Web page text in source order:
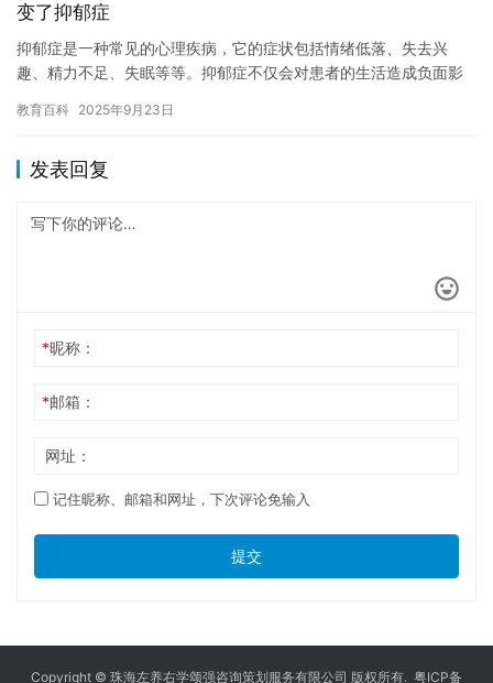
变了抑郁症
抑郁症是一种常见的心理疾病，它的症状包括情绪低落、失去兴
趣、精力不足、失眠等等。抑郁症不仅会对患者的生活造成负面影
重的疾…
教育百科 2025年9月23日
发表回复
*昵称：
*邮箱：
网址：
记住昵称、邮箱和网址，下次评论免输入
提交
Copyright © 珠海左养右学颂强咨询策划服务有限公司 版权所有. 粤ICP备